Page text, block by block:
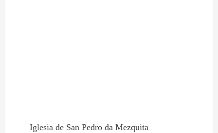
Iglesia de San Pedro da Mezquita